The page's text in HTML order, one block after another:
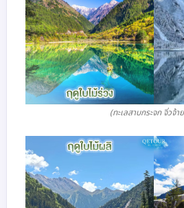
(ทะเลสาบกระจก จิ่วจ้า